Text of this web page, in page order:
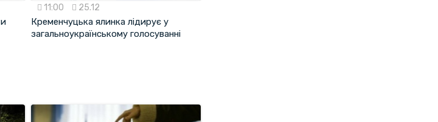
11:00 25.12
Кременчуцька ялинка лідирує у
загальноукраїнському голосуванні